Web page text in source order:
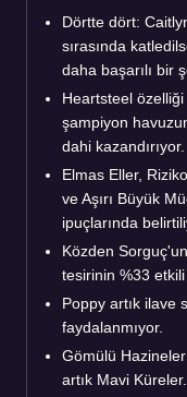
Dörtte dört:
sırasında
daha başarılı bir
Heartsteel özelliği
şampiyon
dahi kazandırıyor.
Elmas Eller,
ve Aşırı Büyük
ipuçlarında
Közden Sorguç'un
tesirinin %33
Poppy artık ilave
faydalanmıyor.
Gömülü
artık Mavi Küreler.